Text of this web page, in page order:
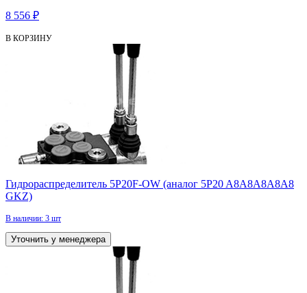
8 556 ₽
В КОРЗИНУ
Гидрораспределитель 5P20F-OW (аналог 5P20 A8А8A8А8А8
GKZ)
В наличии: 3 шт
Уточнить у менеджера